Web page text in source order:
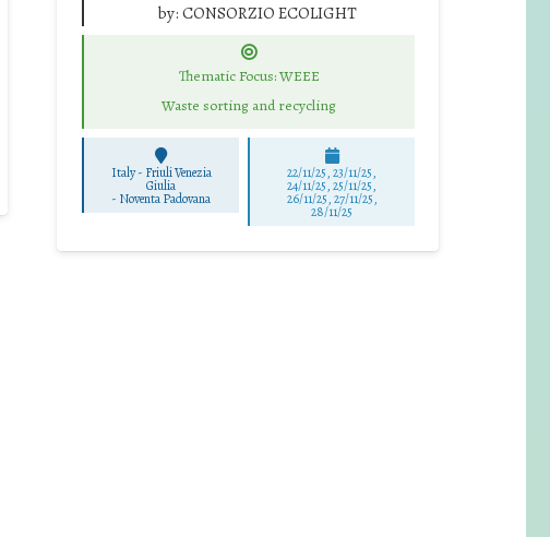
by: CONSORZIO ECOLIGHT
Thematic Focus: WEEE
Waste sorting and recycling
Italy - Friuli Venezia
Giulia
- Noventa Padovana
22/11/25,23/11/25,
24/11/25,25/11/25,
26/11/25,27/11/25,
28/11/25